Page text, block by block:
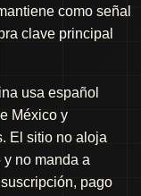
como señal
clave principal
usa español
México y
El sitio no aloja
no manda a
pago